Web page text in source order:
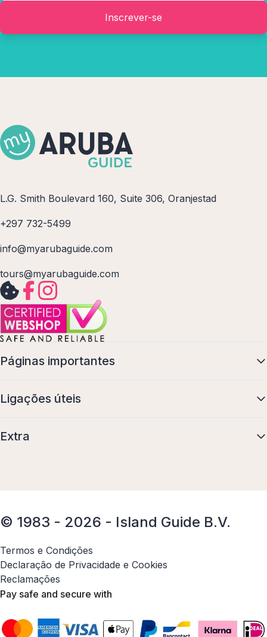
Inscrever-se
L.G. Smith Boulevard 160, Suite 306, Oranjestad
+297 732-5499
info@myarubaguide.com
tours@myarubaguide.com
Páginas importantes
Ligações úteis
Extra
© 1983 - 2026 - Island Guide B.V.
Termos e Condições
Declaração de Privacidade e Cookies
Reclamações
Pay safe and secure with